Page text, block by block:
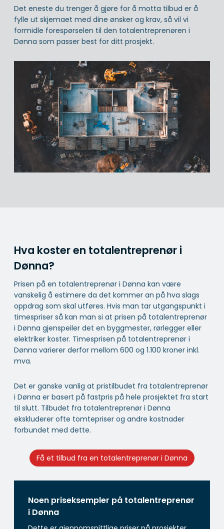
Det eneste du trenger å gjøre for å motta tilbud er å
fylle ut skjemaet med dine ønsker og krav, så vil vi
formidle forespørselen til den totalentreprenøren i
Dønna som passer best for ditt prosjekt.
Hva koster en totalentreprenør i
Dønna?
Prisen på en totalentreprenør i Dønna kan være
vanskelig å estimere da det kommer an på hva slags
oppdrag som skal utføres. Hvis man tar utgangspunkt i
timespriser så kan man si at prisen på totalentreprenør
i Dønna gjenspeiler det en byggmester, rørlegger eller
elektriker koster. Timesprisen på totalentreprenør i
Dønna varierer derfor mellom 600 og 1.100 kroner inkl.
mva.
Det er ganske vanlig at pristilbudet fra totalentreprenør
i Dønna er basert på fastpris på hele prosjektet fra start
til slutt. Tilbudet fra totalentreprenør i Dønna
ekskluderer ofte tomtepriser og andre kostnader
forbundet med dette.
Få et tilbud fra en totalentreprenør i Dønna
Noen priseksempler på totalentreprenør
i Dønna